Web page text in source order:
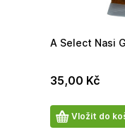
A Select Nasi
35,00 Kč
Počet
produktů
Vložit do